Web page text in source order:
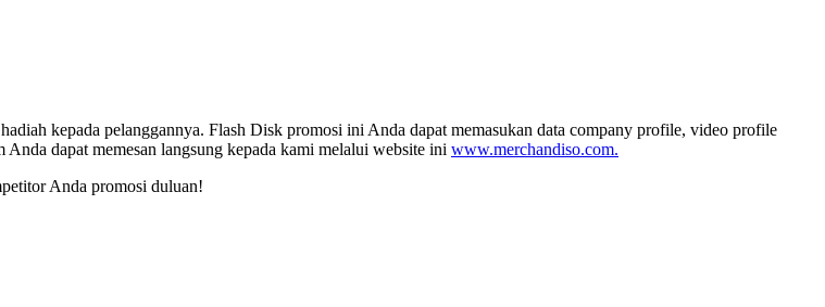
kepada pelanggannya. Flash Disk promosi ini Anda dapat memasukan data company profile, video profile
dapat memesan langsung kepada kami melalui website ini www.merchandiso.com.
Anda promosi duluan!